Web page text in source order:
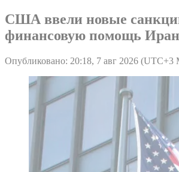
США ввели новые
финансовую помощь
Опубликовано: 20:18, 7 авг 2026 (UTC+3